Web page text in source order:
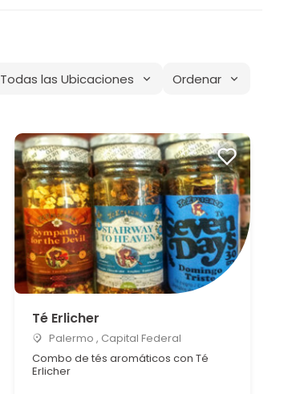
Todas las Ubicaciones Ordenar
Té Erlicher
Palermo , Capital Federal
Combo de tés aromáticos con Té
Erlicher